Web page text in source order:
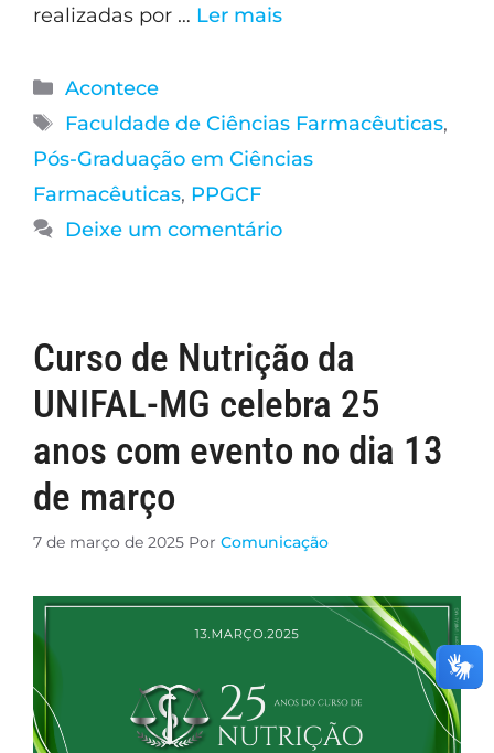
realizadas por … Ler mais
Acontece
Faculdade de Ciências Farmacêuticas,
Pós-Graduação em Ciências
Farmacêuticas, PPGCF
Deixe um comentário
Curso de Nutrição da
UNIFAL-MG celebra 25
anos com evento no dia 13
de março
7 de março de 2025 Por Comunicação